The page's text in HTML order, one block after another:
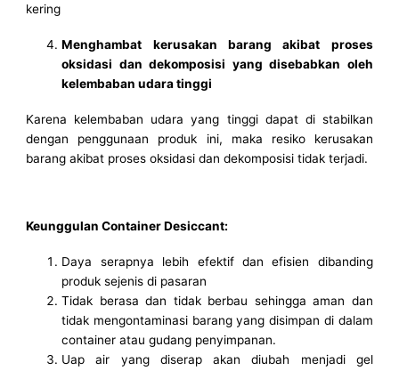
kering
Menghambat kerusakan barang akibat proses
oksidasi dan dekomposisi yang disebabkan oleh
kelembaban udara tinggi
Karena kelembaban udara yang tinggi dapat di stabilkan
dengan penggunaan produk ini, maka resiko kerusakan
barang akibat proses oksidasi dan dekomposisi tidak terjadi.
Keunggulan Container Desiccant:
Daya serapnya lebih efektif dan efisien dibanding
produk sejenis di pasaran
Tidak berasa dan tidak berbau sehingga aman dan
tidak mengontaminasi barang yang disimpan di dalam
container atau gudang penyimpanan.
Uap air yang diserap akan diubah menjadi gel